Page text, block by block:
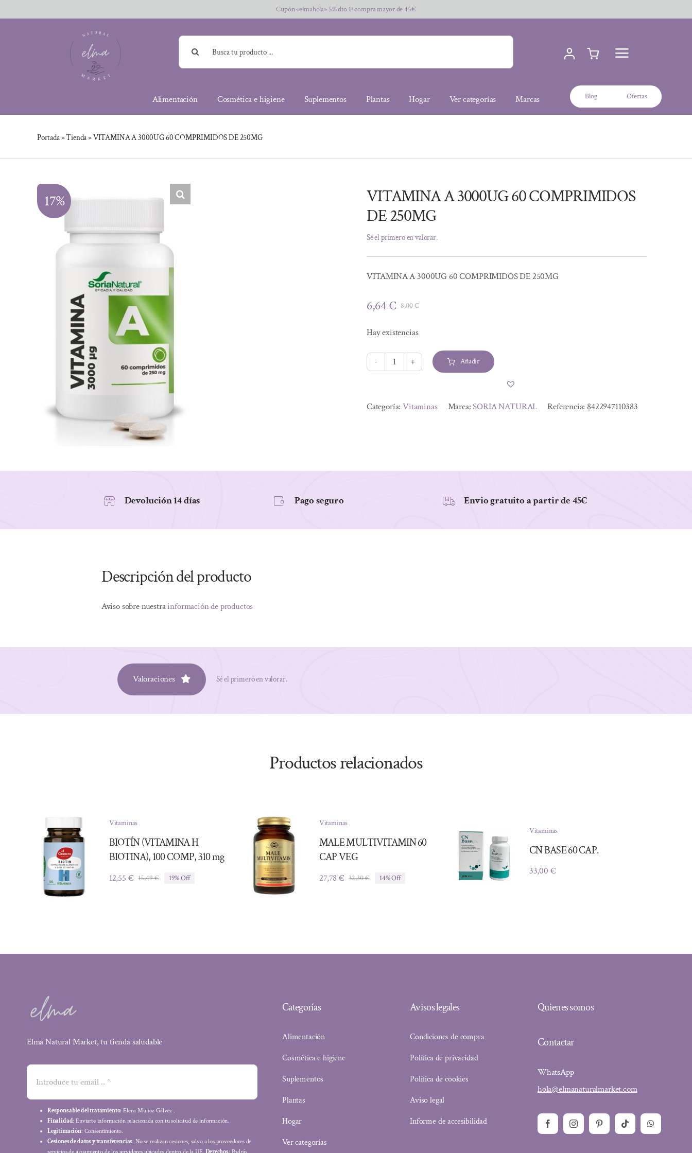
al
Cupón «elmahola» 5% dto 1ª compra mayor de 45€
Buscar:
Alimentación Cosmética e higiene Suplementos Plantas Hogar Ver categorías Marcas Blog Ofertas
Portada»Tienda»VITAMINA A 3000UG 60 COMPRIMIDOS DE 250MG
17%
VITAMINA A 3000UG 60 COMPRIMIDOS
DE 250MG
Sé el primero en valorar.
VITAMINA A 3000UG 60 COMPRIMIDOS DE 250MG
8,00€El
era:
8,00 €.
6,64€
El
es:
6,64 €.
Hay existencias
VITAMINA
60
cantidad
Añadir
Categoría:Vitaminas Marca:SORIA NATURAL Referencia: 8422947110383
Devolución 14 días Pago seguro Envio gratuito a partir de 45€
Descripción del producto
Aviso sobre nuestrainformación de productos
Valoraciones Sé el primero en valorar.
Productos relacionados
Vitaminas
BIOTÍN (VITAMINA H
BIOTINA), 100 COMP, 310 mg
15,49€El
12,55 €
El
19% Off
Vitaminas
MALE MULTIVITAMIN 60
CAP VEG
32,30€El
27,78 €
El
14% Off
Vitaminas
CN BASE 60 CAP.
33,00 €
Elma Natural Market, tu tienda saludable
Responsable del tratamiento: Elena Muñoz Gálvez .
Finalidad: Enviarte información relacionada con tu solicitud de información.
Legitimación: Consentimiento.
Cesiones de datos y transferencias: No se realizan cesiones, salvo a los proveedores de
Categorías
Alimentación
Cosmética e higiene
Suplementos
Plantas
Hogar
Ver categorías
Avisos legales
Condiciones de compra
Política de privacidad
Política de cookies
Aviso legal
Informe de accesibilidad
Quienes somos
Contactar
WhatsApp
hola@elmanaturalmarket.com